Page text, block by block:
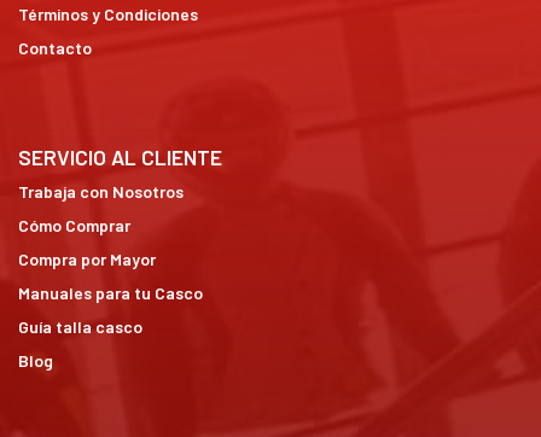
Términos y Condiciones
Contacto
SERVICIO AL CLIENTE
Trabaja con Nosotros
Cómo Comprar
Compra por Mayor
Manuales para tu Casco
Guía talla casco
Blog